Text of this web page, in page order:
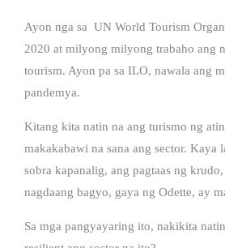
Ayon nga sa UN World Tourism
2020 at milyong milyong trabaho ang
tourism. Ayon pa sa ILO, nawala ang
pandemya.
Kitang kita natin na ang turismo ng
makakabawi na sana ang sector. Kaya
sobra kapanalig, ang pagtaas ng
nagdaang bagyo, gaya ng Odette, ay
Sa mga pangyayaring ito, nakikita